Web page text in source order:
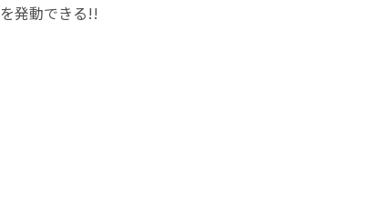
を発動できる!!